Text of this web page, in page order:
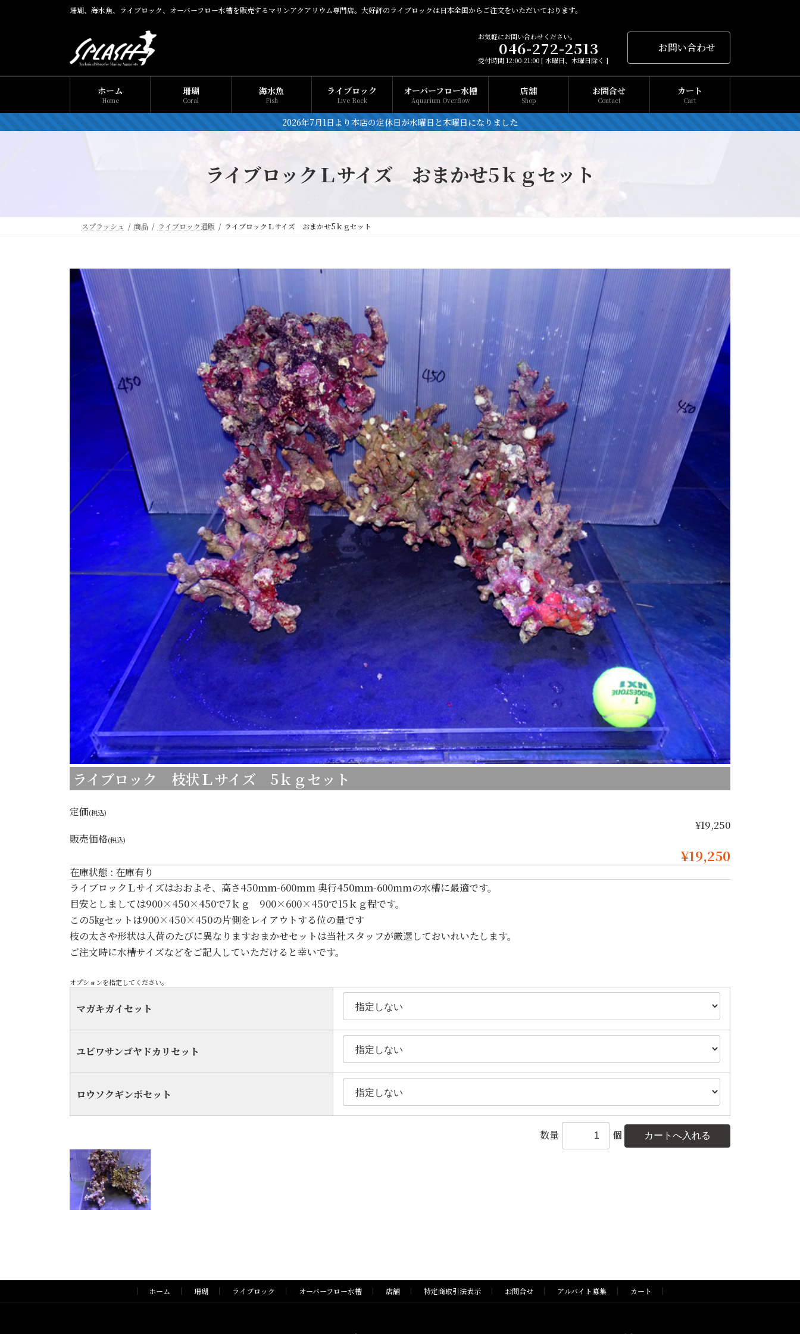
へ
ッ
プ
ョ
移
動
珊瑚、海水魚、ライブロック、オーバーフロー水槽を販売するマリンアクアリウム専門店。大好評のライブロックは日本全国からご注文をいただいております。
お気軽にお問い合わせください。
046-272-2513
受付時間 12:00-21:00 [ 水曜日、木曜日除く ]
お問い合わせ
ホーム
Home
珊瑚
Coral
海水魚
Fish
ライブロック
Live Rock
オーバーフロー水槽
Aquarium Overflow
店舗
Shop
お問合せ
Contact
カート
Cart
2026年7月1日より本店の定休日が水曜日と木曜日になりました
ライブロックＬサイズ おまかせ5ｋｇセット
スプラッシュ 商品 ライブロック通販 ライブロックＬサイズ おまかせ5ｋｇセット
ライブロック 枝状Ｌサイズ 5ｋｇセット
定価(税込)
¥19,250
販売価格(税込)
¥19,250
在庫状態 : 在庫有り
ライブロックＬサイズはおおよそ、高さ450ｍｍ-600mm 奥行450ｍｍ-600mmの水槽に最適です。
目安としましては900×450×450で7ｋｇ 900×600×450で15ｋｇ程です。
この5㎏セットは900×450×450の片側をレイアウトする位の量です
枝の太さや形状は入荷のたびに異なりますおまかせセットは当社スタッフが厳選しておいれいたします。
ご注文時に水槽サイズなどをご記入していただけると幸いです。
オプションを指定してください。
マガキガイセット
ユビワサンゴヤドカリセット
ロウソクギンポセット
数量 個
ホーム 珊瑚 ライブロック オーバーフロー水槽 店舗 特定商取引法表示 お問合せ アルバイト募集 カート